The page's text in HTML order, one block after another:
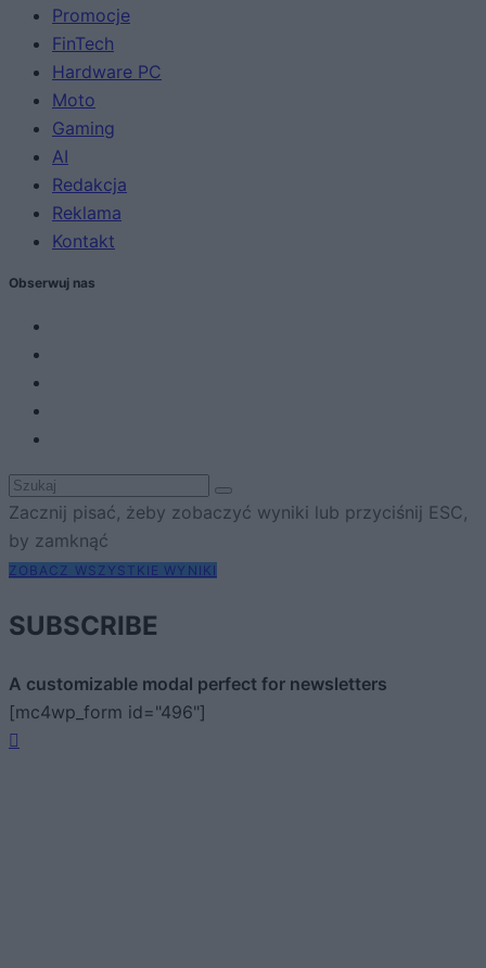
Promocje
FinTech
Hardware PC
Moto
Gaming
AI
Redakcja
Reklama
Kontakt
Obserwuj nas
Zacznij pisać, żeby zobaczyć wyniki lub przyciśnij ESC,
by zamknąć
ZOBACZ WSZYSTKIE WYNIKI
SUBSCRIBE
A customizable modal perfect for newsletters
[mc4wp_form id="496"]